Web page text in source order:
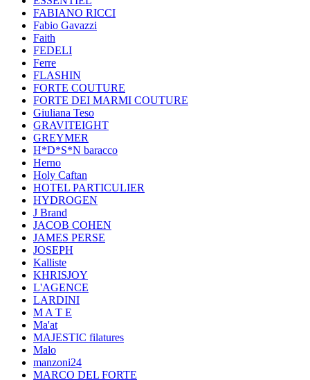
FABIANO RICCI
Fabio Gavazzi
Faith
FEDELI
Ferre
FLASHIN
FORTE COUTURE
FORTE DEI MARMI COUTURE
Giuliana Teso
GRAVITEIGHT
GREYMER
H*D*S*N baracco
Herno
Holy Caftan
HOTEL PARTICULIER
HYDROGEN
J Brand
JACOB COHEN
JAMES PERSE
JOSEPH
Kalliste
KHRISJOY
L'AGENCE
LARDINI
M A T E
Ma'at
MAJESTIC filatures
Malo
manzoni24
MARCO DEL FORTE